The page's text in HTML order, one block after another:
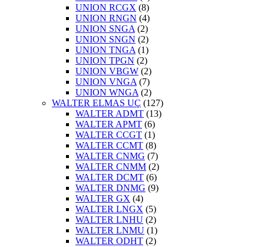
UNION RCGX (8)
UNION RNGN (4)
UNION SNGA (2)
UNION SNGN (2)
UNION TNGA (1)
UNION TPGN (2)
UNION VBGW (2)
UNION VNGA (7)
UNION WNGA (2)
WALTER ELMAS UÇ (127)
WALTER ADMT (13)
WALTER APMT (6)
WALTER CCGT (1)
WALTER CCMT (8)
WALTER CNMG (7)
WALTER CNMM (2)
WALTER DCMT (6)
WALTER DNMG (9)
WALTER GX (4)
WALTER LNGX (5)
WALTER LNHU (2)
WALTER LNMU (1)
WALTER ODHT (2)